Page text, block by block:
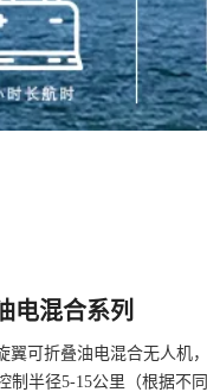
电混合系列
翼可折叠油电混合无人机
控制半径5-15公里（根据